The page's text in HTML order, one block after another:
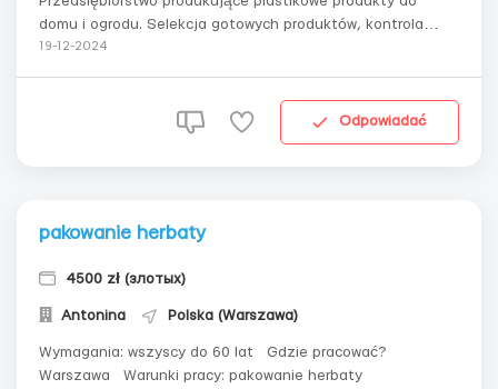
domu i ogrodu. Selekcja gotowych produktów, kontrola
jakości, pakowanie. JELENIA GÓRA Miasto Jelenia Góra (112
19-12-2024
Odpowiadać
pakowanie herbaty
4500 zł (злотых)
Antonina Polska (Warszawa)
Wymagania: wszyscy do 60 lat Gdzie pracować?